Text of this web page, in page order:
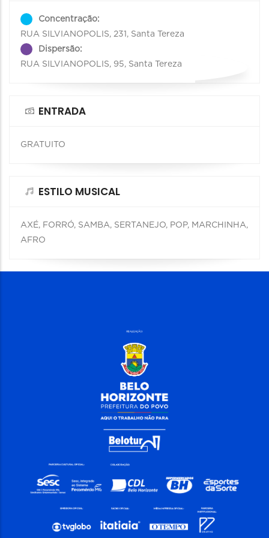
Concentração:
RUA SILVIANOPOLIS, 231, Santa Tereza
Dispersão:
RUA SILVIANOPOLIS, 95, Santa Tereza
ENTRADA
GRATUITO
ESTILO MUSICAL
AXÉ, FORRÓ, SAMBA, SERTANEJO, POP, MARCHINHA,
AFRO